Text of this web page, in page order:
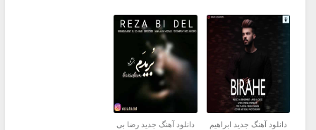
دانلود آهنگ جدید ابراهیم
دانلود آهنگ جدید رضا بی